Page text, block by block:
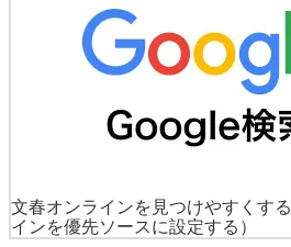
文春オンラインを見つけやすくする
インを優先ソースに設定する）